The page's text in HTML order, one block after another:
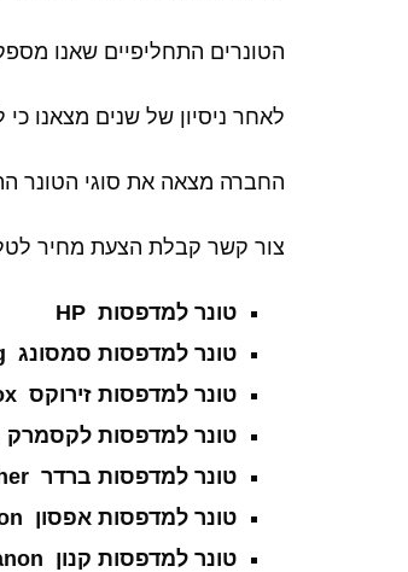
הטונרים התחליפיים שאנו
לאחר ניסיון של שנים מצאנו
החברה מצאה את סוגי הטונר
צור קשר קבלת הצעת מחיר לטלפון: 050-6445012, 052-
טונר למדפסות
טונר למדפסות סמסונג
טונר למדפסות זירוקס
טונר למדפסות לקסמרק
טונר למדפסות ברדר
טונר למדפסות אפסון
טונר למדפסות קנון